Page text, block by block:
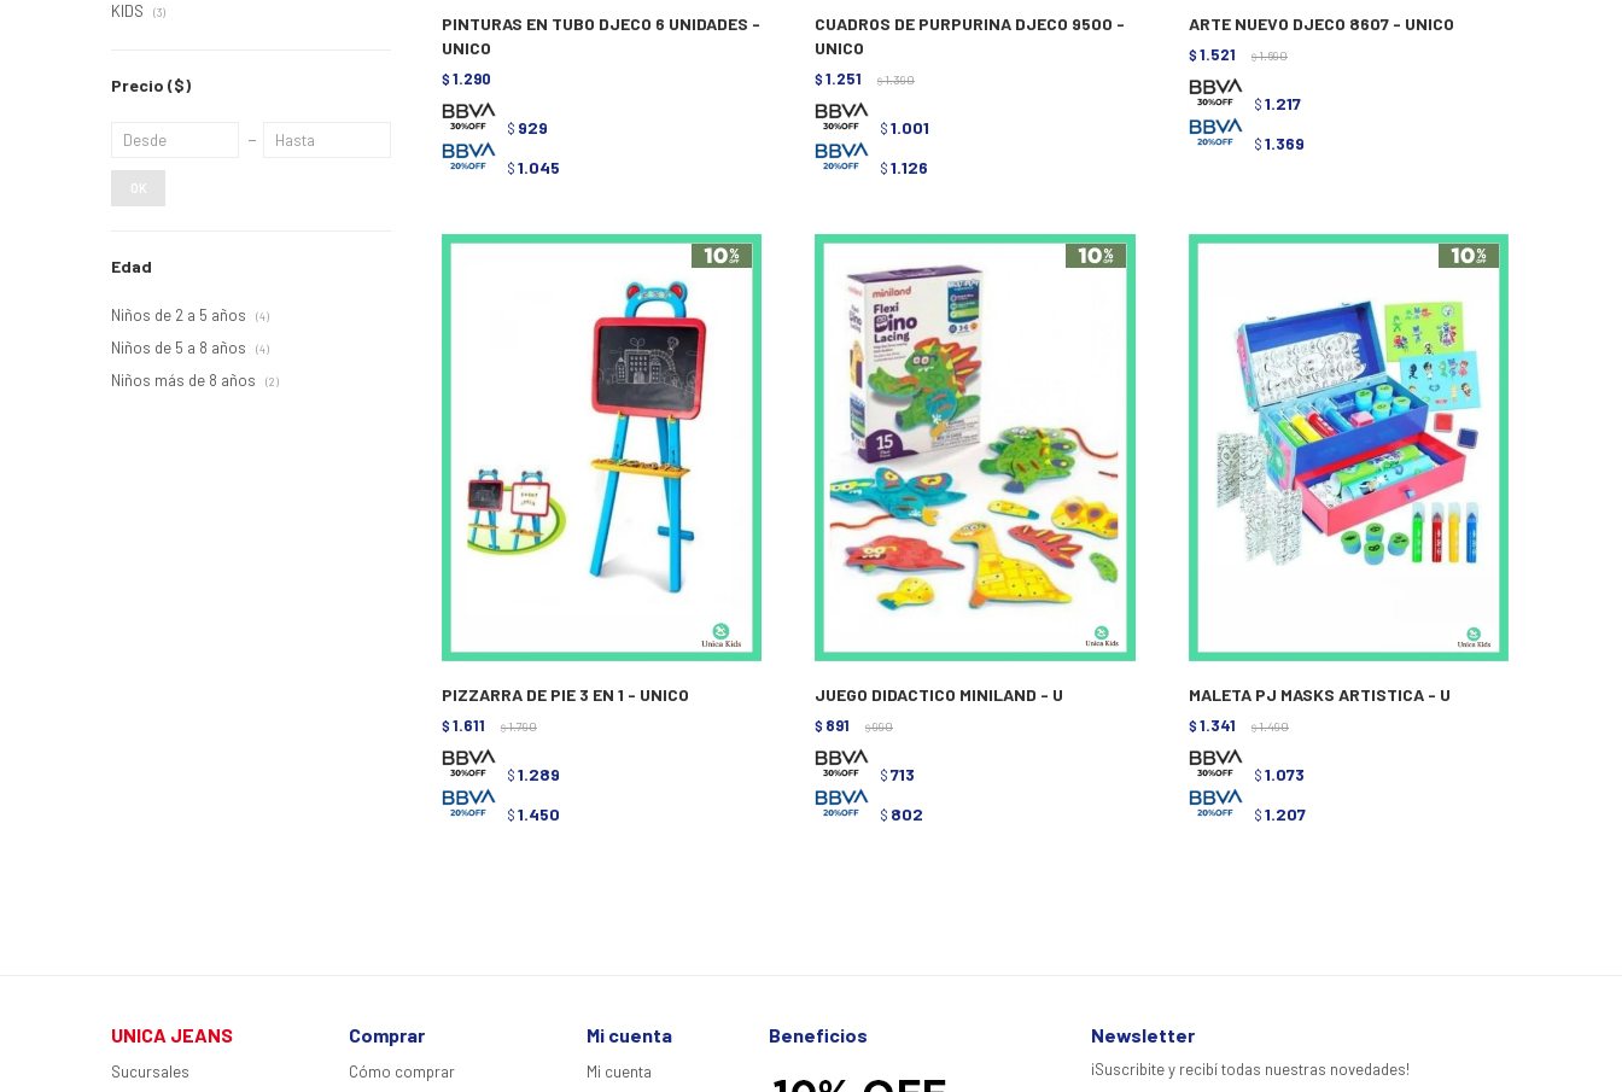
PINTURAS EN TUBO DJECO 6 UNIDADES -
UNICO
$ 1.290
$ 929
$ 1.045
CUADROS DE PURPURINA DJECO 9500 -
UNICO
$ 1.251 $ 1.390
$ 1.001
$ 1.126
ARTE NUEVO DJECO 8607 - UNICO
$ 1.521 $ 1.690
$ 1.217
$ 1.369
PIZZARRA DE PIE 3 EN 1 - UNICO
$ 1.611 $ 1.790
$ 1.289
$ 1.450
JUEGO DIDACTICO MINILAND - U
$ 891 $ 990
$ 713
$ 802
MALETA PJ MASKS ARTISTICA - U
$ 1.341 $ 1.490
$ 1.073
$ 1.207
KIDS (3)
Precio ($)
OK
Edad
Niños de 2 a 5 años (4)
Niños de 5 a 8 años (4)
Niños más de 8 años (2)
UNICA JEANS
Sucursales
Comprar
Cómo comprar
Mi cuenta
Mi cuenta
Beneficios Newsletter
¡Suscribite y recibí todas nuestras novedades!